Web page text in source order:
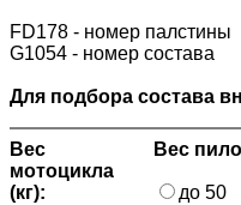
FD178 - номер палстины
G1054 - номер состава
Для подбора состава
Вес
мотоцикла
(кг):
Вес
до 50